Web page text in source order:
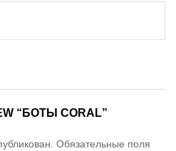
“БОТЫ CORAL”
Обязательные поля